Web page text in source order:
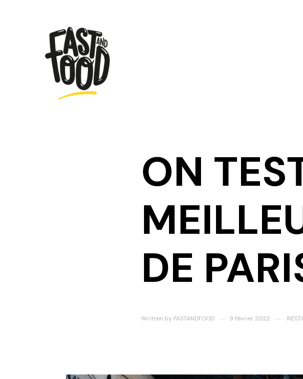
ON
DE
Written by FASTANDFOOD 9 février 2022